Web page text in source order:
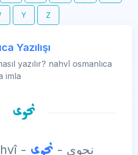
Y Z
Yazılışı
yazılır? nahvî osmanlıca
imla
نحوی
- nahvî - نحوی - نحوی